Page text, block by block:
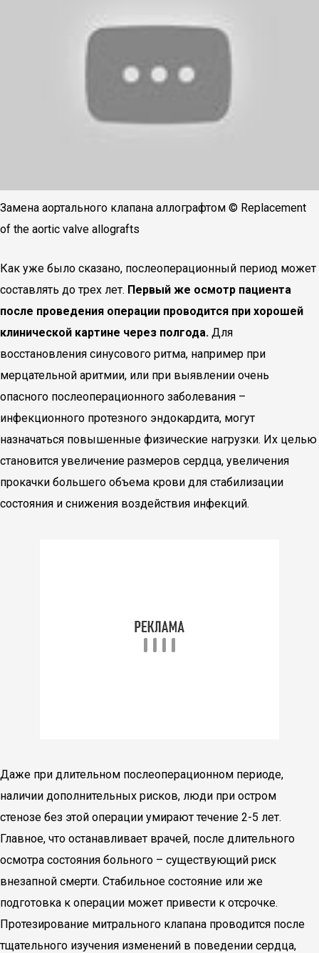
Замена аортального клапана аллографтом © Replacement
of the aortic valve allografts
Как уже было сказано, послеоперационный период может
составлять до трех лет. Первый же осмотр пациента
после проведения операции проводится при хорошей
клинической картине через полгода. Для
восстановления синусового ритма, например при
мерцательной аритмии, или при выявлении очень
опасного послеоперационного заболевания –
инфекционного протезного эндокардита, могут
назначаться повышенные физические нагрузки. Их целью
становится увеличение размеров сердца, увеличения
прокачки большего объема крови для стабилизации
состояния и снижения воздействия инфекций.
Даже при длительном послеоперационном периоде,
наличии дополнительных рисков, люди при остром
стенозе без этой операции умирают течение 2-5 лет.
Главное, что останавливает врачей, после длительного
осмотра состояния больного – существующий риск
внезапной смерти. Стабильное состояние или же
подготовка к операции может привести к отсрочке.
Протезирование митрального клапана проводится после
тщательного изучения изменений в поведении сердца,